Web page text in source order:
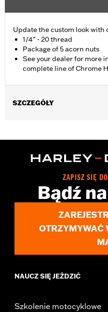
Update the custom look
1/4" - 20 thread
Package of 5 acorn nuts
See your dealer for more
complete line of Chrome
SZCZEGÓŁY
WARRANTY:1 year limited
ZAPISZ SIĘ
Bądź
OTRZYMYWAĆ
NAUCZ SIĘ JEŹDZIĆ
Szkolenie motocyklowe